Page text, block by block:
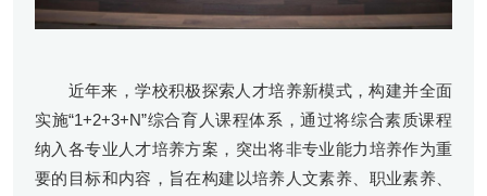
近年来，学校积极探索人才培养新模式，构建并全面
实施“1+2+3+N”综合育人课程体系，通过将综合素质课程
纳入各专业人才培养方案，突出将非专业能力培养作为重
要的目标和内容，旨在构建以培养人文素养、职业素养、